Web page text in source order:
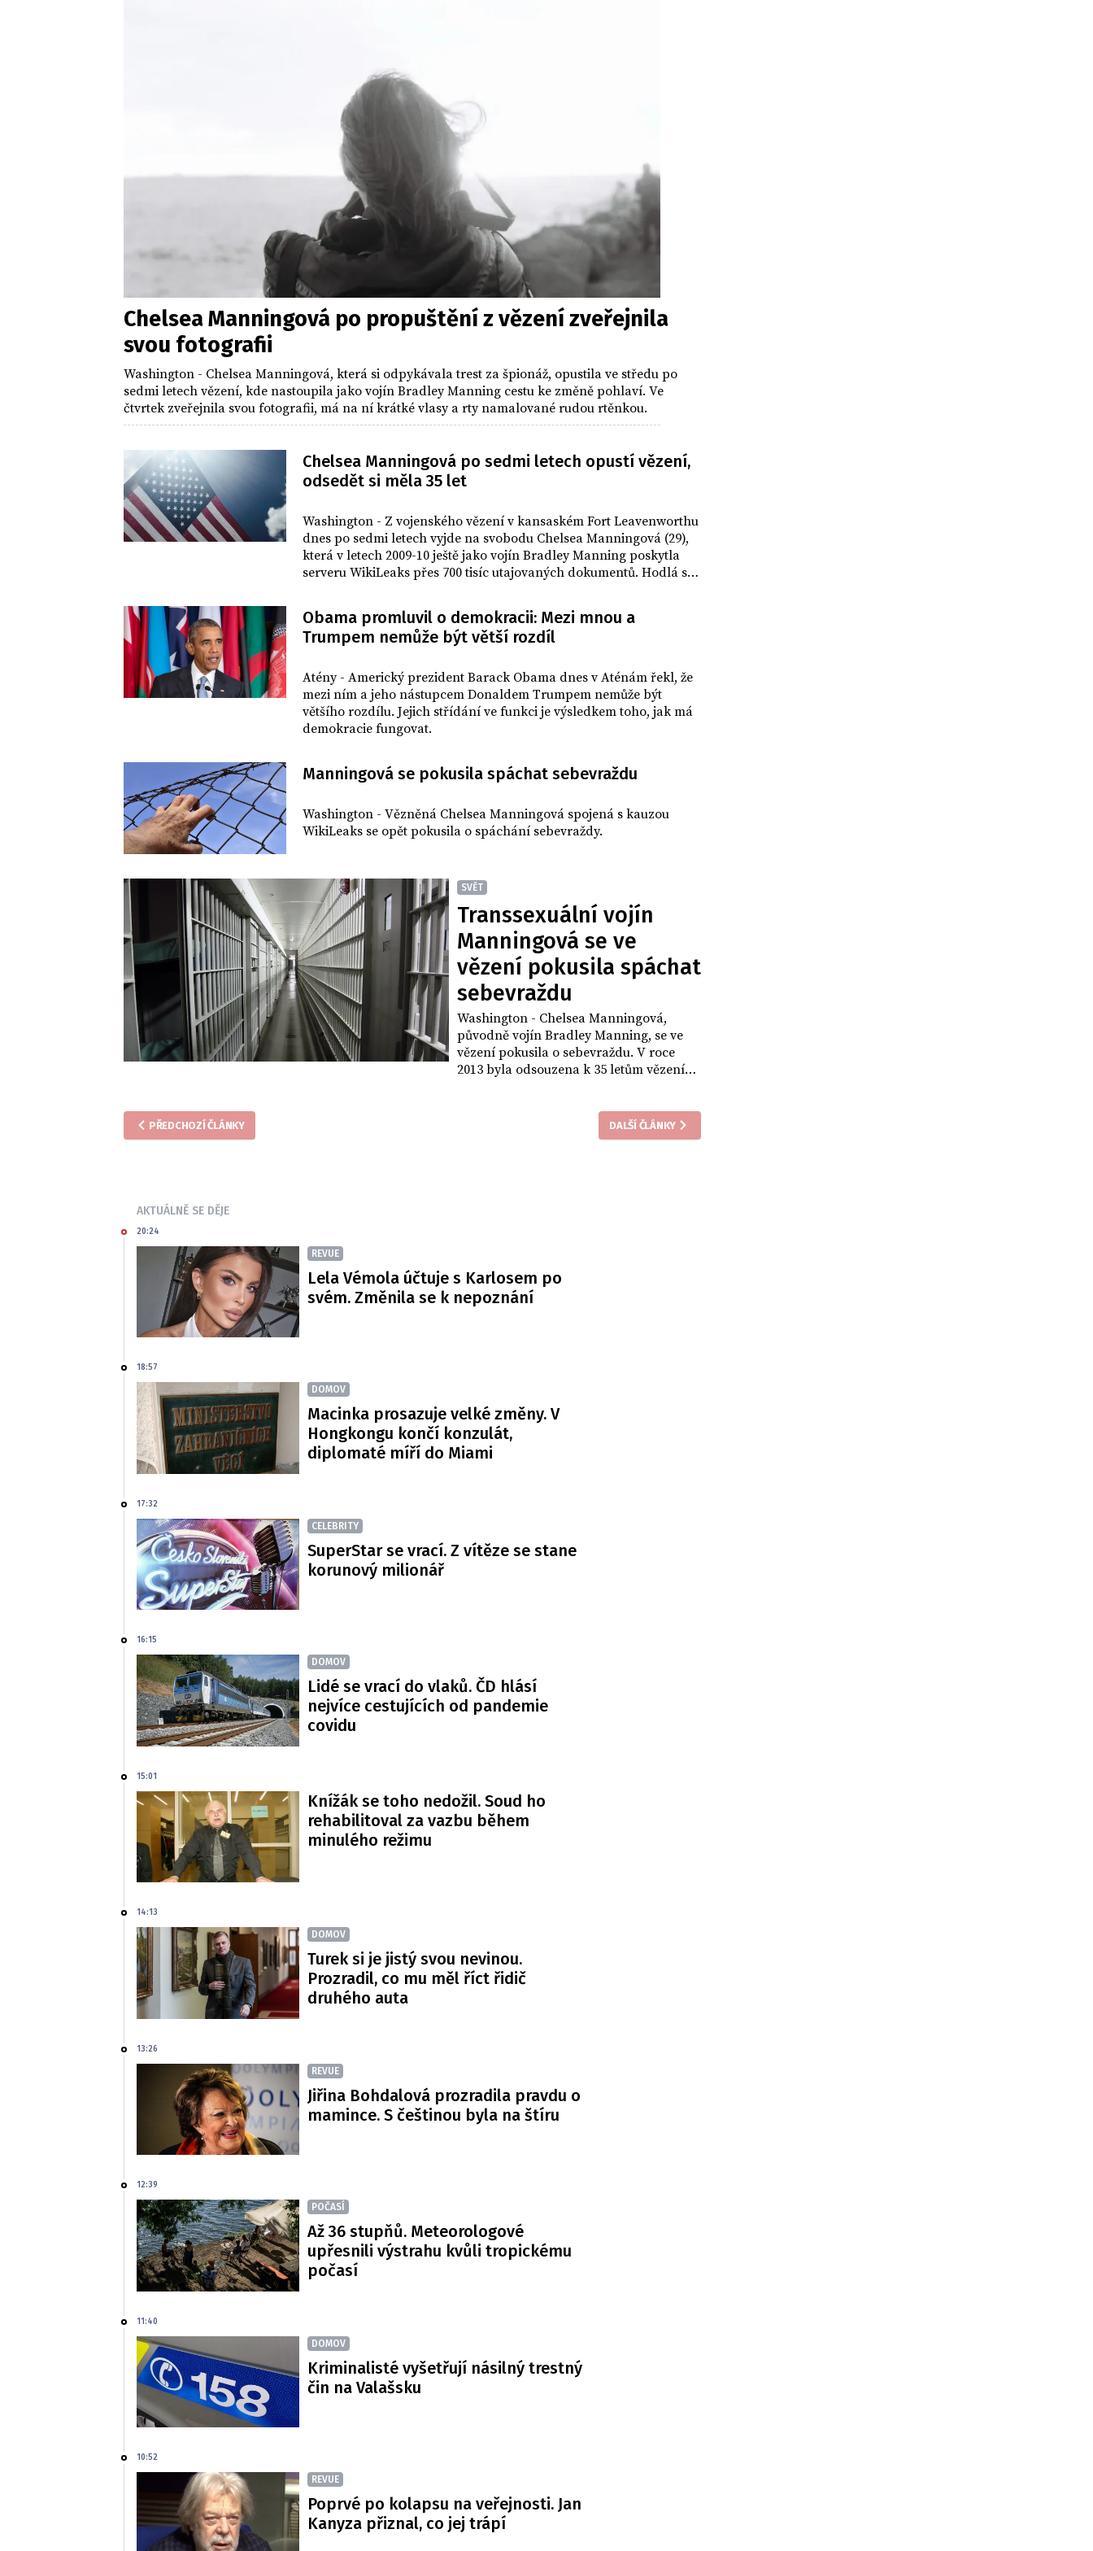
Chelsea Manningová po propuštění z vězení zveřejnila
svou fotografii
Washington - Chelsea Manningová, která si odpykávala trest za špionáž, opustila ve středu po
sedmi letech vězení, kde nastoupila jako vojín Bradley Manning cestu ke změně pohlaví. Ve
čtvrtek zveřejnila svou fotografii, má na ní krátké vlasy a rty namalované rudou rtěnkou.
Chelsea Manningová po sedmi letech opustí vězení,
odsedět si měla 35 let
Washington - Z vojenského vězení v kansaském Fort Leavenworthu
dnes po sedmi letech vyjde na svobodu Chelsea Manningová (29),
která v letech 2009-10 ještě jako vojín Bradley Manning poskytla
serveru WikiLeaks přes 700 tisíc utajovaných dokumentů. Hodlá se
Obama promluvil o demokracii: Mezi mnou a
Trumpem nemůže být větší rozdíl
Atény - Americký prezident Barack Obama dnes v Aténám řekl, že
mezi ním a jeho nástupcem Donaldem Trumpem nemůže být
většího rozdílu. Jejich střídání ve funkci je výsledkem toho, jak má
demokracie fungovat.
Manningová se pokusila spáchat sebevraždu
Washington - Vězněná Chelsea Manningová spojená s kauzou
WikiLeaks se opět pokusila o spáchání sebevraždy.
SVĚT
Transsexuální vojín
Manningová se ve
vězení pokusila spáchat
sebevraždu
Washington - Chelsea Manningová,
původně vojín Bradley Manning, se ve
vězení pokusila o sebevraždu. V roce
2013 byla odsouzena k 35 letům vězení
PŘEDCHOZÍ ČLÁNKY DALŠÍ ČLÁNKY
AKTUÁLNĚ SE DĚJE
20:24
REVUE
Lela Vémola účtuje s Karlosem po
svém. Změnila se k nepoznání
18:57
DOMOV
Macinka prosazuje velké změny. V
Hongkongu končí konzulát,
diplomaté míří do Miami
17:32
CELEBRITY
SuperStar se vrací. Z vítěze se stane
korunový milionář
16:15
DOMOV
Lidé se vrací do vlaků. ČD hlásí
nejvíce cestujících od pandemie
covidu
15:01
Knížák se toho nedožil. Soud ho
rehabilitoval za vazbu během
minulého režimu
14:13
DOMOV
Turek si je jistý svou nevinou.
Prozradil, co mu měl říct řidič
druhého auta
13:26
REVUE
Jiřina Bohdalová prozradila pravdu o
mamince. S češtinou byla na štíru
12:39
POČASÍ
Až 36 stupňů. Meteorologové
upřesnili výstrahu kvůli tropickému
počasí
11:40
DOMOV
Kriminalisté vyšetřují násilný trestný
čin na Valašsku
10:52
REVUE
Poprvé po kolapsu na veřejnosti. Jan
Kanyza přiznal, co jej trápí